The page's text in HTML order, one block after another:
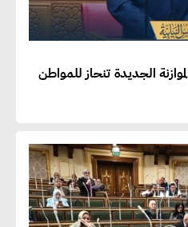
الجديدة تنحاز للمواطن